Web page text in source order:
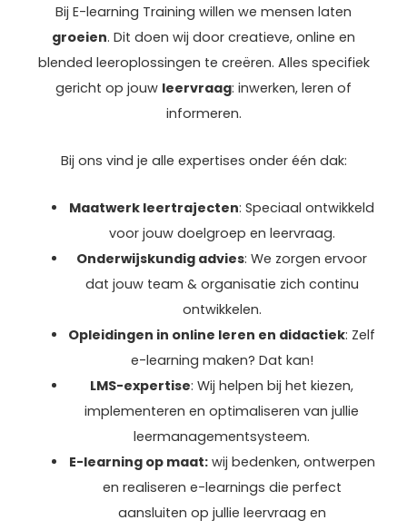
Bij E-learning Training willen we mensen laten
groeien. Dit doen wij door creatieve, online en
blended leeroplossingen te creëren. Alles specifiek
gericht op jouw leervraag: inwerken, leren of
informeren.
Bij ons vind je alle expertises onder één dak:
Maatwerk leertrajecten: Speciaal ontwikkeld
voor jouw doelgroep en leervraag.
Onderwijskundig advies: We zorgen ervoor
dat jouw team & organisatie zich continu
ontwikkelen.
Opleidingen in online leren en didactiek: Zelf
e-learning maken? Dat kan!
LMS-expertise: Wij helpen bij het kiezen,
implementeren en optimaliseren van jullie
leermanagementsysteem.
E-learning op maat:wij bedenken, ontwerpen
en realiseren e-learnings die perfect
aansluiten op jullie leervraag en